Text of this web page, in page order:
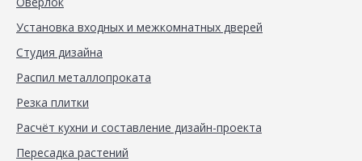
Установка входных и межкомнатных дверей
Студия дизайна
Распил металлопроката
Резка плитки
Расчёт кухни и составление дизайн-проекта
Пересадка растений